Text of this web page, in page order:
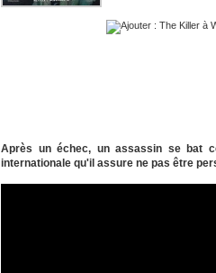
Après un échec, un assassin se bat
internationale qu'il assure ne pas être